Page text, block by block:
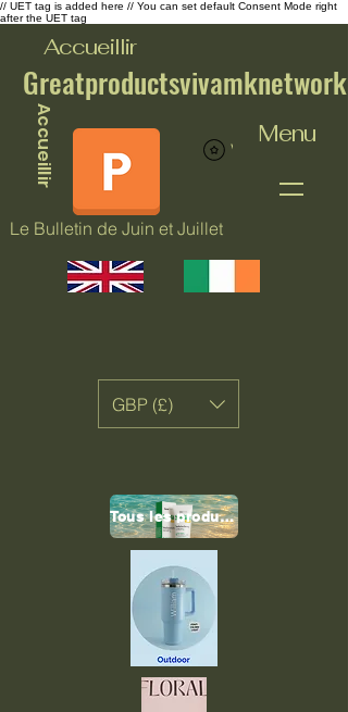
// UET tag is added here // You can set default Consent Mode right
after the UET tag
Accueillir
Le Bulletin de Juin et Juillet
Greatproductsvivamknetwork
Menu
Accueillir
GBP (£)
Tous les produits